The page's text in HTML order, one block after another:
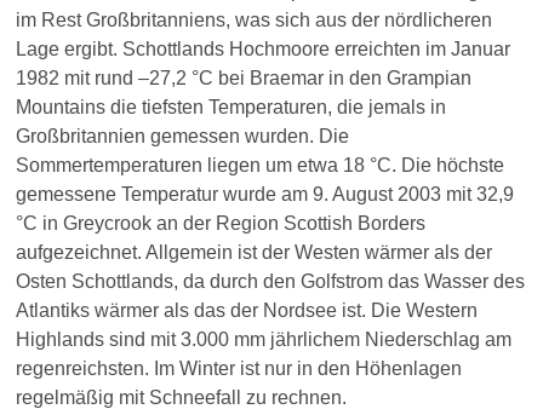
im Rest Großbritanniens, was sich aus der nördlicheren
Lage ergibt. Schottlands Hochmoore erreichten im Januar
1982 mit rund –27,2 °C bei Braemar in den Grampian
Mountains die tiefsten Temperaturen, die jemals in
Großbritannien gemessen wurden. Die
Sommertemperaturen liegen um etwa 18 °C. Die höchste
gemessene Temperatur wurde am 9. August 2003 mit 32,9
°C in Greycrook an der Region Scottish Borders
aufgezeichnet. Allgemein ist der Westen wärmer als der
Osten Schottlands, da durch den Golfstrom das Wasser des
Atlantiks wärmer als das der Nordsee ist. Die Western
Highlands sind mit 3.000 mm jährlichem Niederschlag am
regenreichsten. Im Winter ist nur in den Höhenlagen
regelmäßig mit Schneefall zu rechnen.